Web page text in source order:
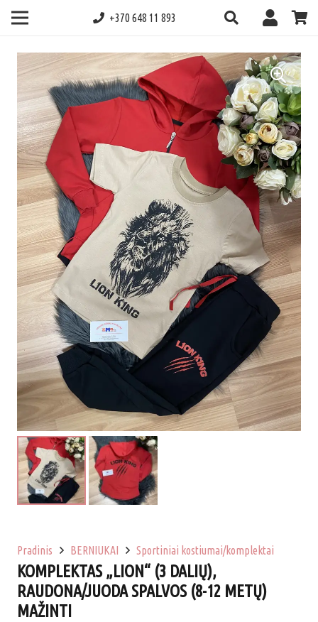
+370 648 11 893
Pradinis BERNIUKAI Sportiniai kostiumai/komplektai
KOMPLEKTAS „LION“ (3 DALIŲ),
RAUDONA/JUODA SPALVOS (8-12 METŲ)
MAŽINTI